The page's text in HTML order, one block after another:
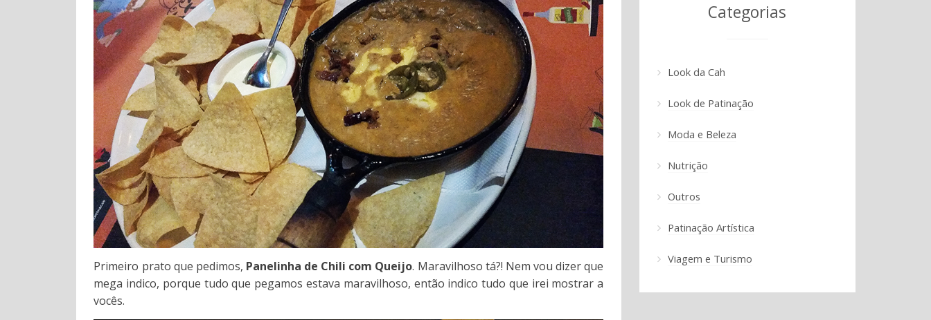
Primeiro prato que pedimos, Panelinha de Chili com Queijo. Maravilhoso tá?! Nem vou dizer que
mega indico, porque tudo que pegamos estava maravilhoso, então indico tudo que irei mostrar a
vocês.
Categorias
Look da Cah
Look de Patinação
Moda e Beleza
Nutrição
Outros
Patinação Artística
Viagem e Turismo